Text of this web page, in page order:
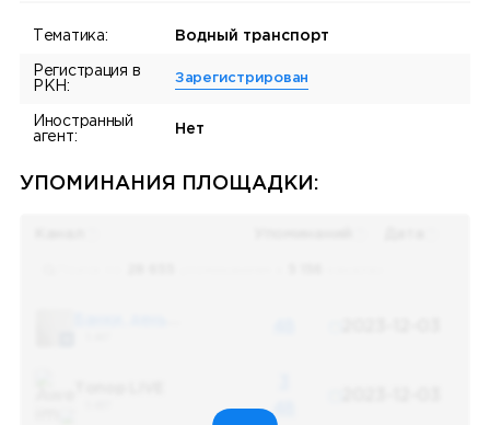
Тематика: Водный транспорт
Регистрация в
РКН:
Зарегистрирован
Иностранный
агент:
Нет
УПОМИНАНИЯ ПЛОЩАДКИ:
48